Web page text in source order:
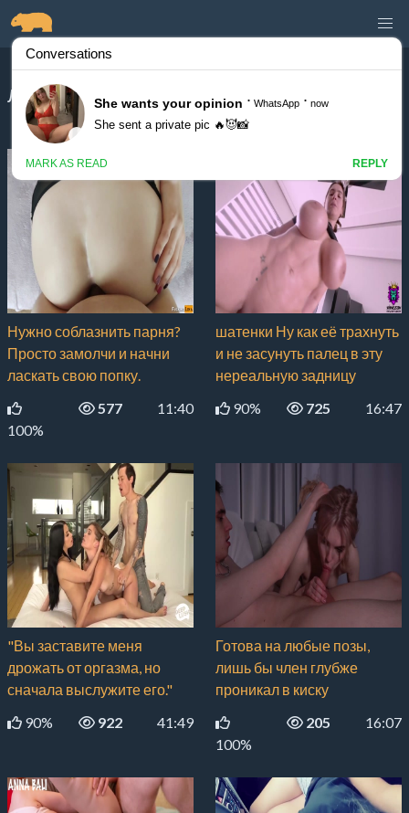
Лучшее порно за месяц, страница 1
Лучшее порно: за месяц
Нужно соблазнить парня?
Просто замолчи и начни
ласкать свою попку.
100%
577 11:40
шатенки Ну как её трахнуть
и не засунуть палец в эту
нереальную задницу
90%
725 16:47
"Вы заставите меня
дрожать от оргазма, но
сначала выслужите его."
90%
922 41:49
Готова на любые позы,
лишь бы член глубже
проникал в киску
100%
205 16:07